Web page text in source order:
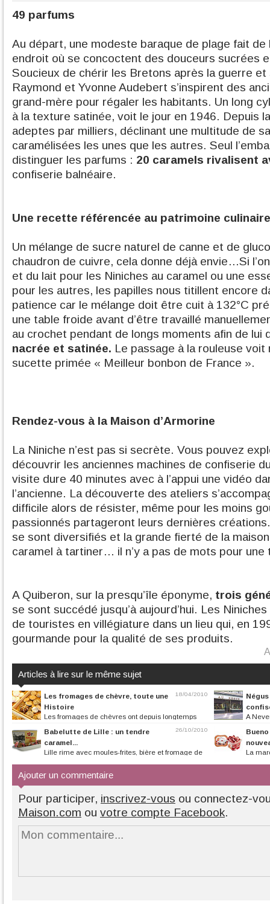
49 parfums
Au départ, une modeste baraque de plage fait
endroit où se concoctent des douceurs sucrées
Soucieux de chérir les Bretons après la guerre
Raymond et Yvonne Audebert s’inspirent des
grand-mère pour régaler les habitants. Un long
à la texture satinée, voit le jour en 1946. Depuis
adeptes par milliers, déclinant une multitude de
caramélisées les unes que les autres. Seul
distinguer les parfums : 20 caramels rivalisent
confiserie balnéaire.
Une recette référencée au patrimoine
Un mélange de sucre naturel de canne et de
chaudron de cuivre, cela donne déjà envie…Si
et du lait pour les Niniches au caramel ou une
pour les autres, les papilles nous titillent encore
patience car le mélange doit être cuit à 132°C
une table froide avant d’être travaillé
au crochet pendant de longs moments afin de lui
nacrée et satinée. Le passage à la rouleuse
sucette primée « Meilleur bonbon de France ».
Rendez-vous à la Maison d’Armorine
La Niniche n’est pas si secrète. Vous pouvez
découvrir les anciennes machines de confiserie
visite dure 40 minutes avec à l’appui une vidéo
l’ancienne. La découverte des ateliers
difficile alors de résister, même pour les moins
passionnés partageront leurs dernières
se sont diversifiés et la grande fierté de la
caramel à tartiner… il n’y a pas de mots pour une
A Quiberon, sur la presqu’île éponyme, trois
se sont succédé jusqu’à aujourd’hui. Les
de touristes en villégiature dans un lieu qui, en
gourmande pour la qualité de ses produits.
Articles à lire sur le même sujet
18/04/2010
Les fromages de chèvre, toute une
Histoire
Les fromages de chèvres ont depuis longtemps
A
26/10/2010
Babelutte de Lille : un tendre
caramel...
Lille rime avec moules-frites, bière et fromage de
La
Ajouter un commentaire
Pour participer, inscrivez-vous ou connectez-
Maison.com ou votre compte Facebook.